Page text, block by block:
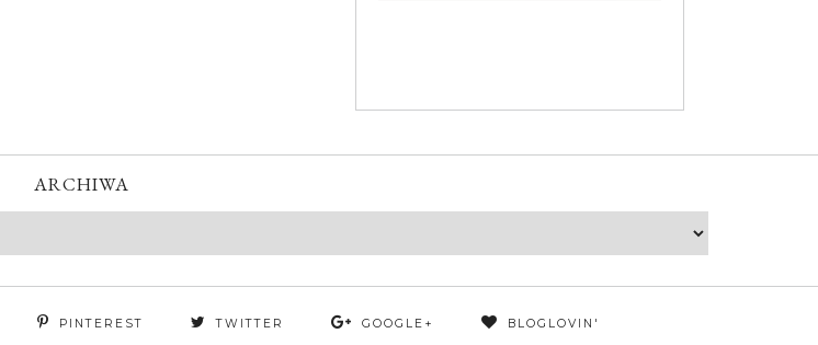
ARCHIWA
PINTEREST TWITTER GOOGLE+ BLOGLOVIN'